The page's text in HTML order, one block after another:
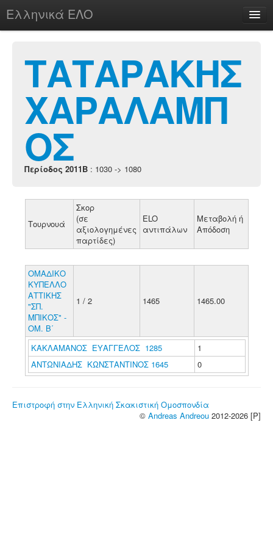
Ελληνικά ΕΛΟ
chesstu.be @ discord
Login
ΤΑΤΑΡΑΚΗΣ
ΧΑΡΑΛΑΜΠ
ΟΣ
Περίοδος 2011B : 1030 -> 1080
Τουρνουά
Σκορ
(σε
αξιολογημένες
παρτίδες)
ELO
αντιπάλων
Μεταβολή ή
Απόδοση
ΟΜΑΔΙΚΟ
ΚΥΠΕΛΛΟ
ΑΤΤΙΚΗΣ
"ΣΠ.
ΜΠΙΚΟΣ" -
ΟΜ. Β΄
1 / 2 1465 1465.00
ΚΑΚΛΑΜΑΝΟΣ ΕΥΑΓΓΕΛΟΣ 1285
1
ΑΝΤΩΝΙΑΔΗΣ ΚΩΝΣΤΑΝΤΙΝΟΣ 1645
0
Επιστροφή στην Ελληνική Σκακιστική Ομοσπονδία
© Andreas Andreou 2012-2026 [P]